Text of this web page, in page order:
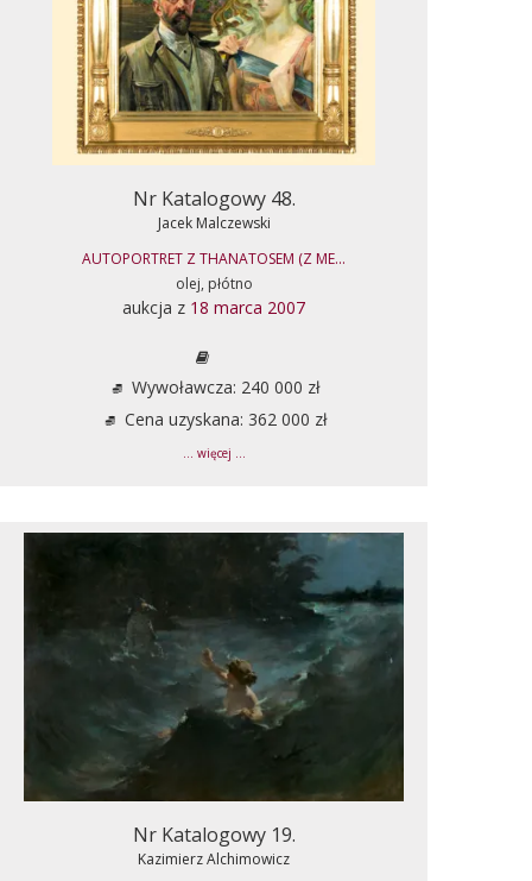
Nr Katalogowy 48.
Jacek Malczewski
AUTOPORTRET Z THANATOSEM (Z ME...
olej, płótno
aukcja z 18 marca 2007
Wywoławcza: 240 000 zł
Cena uzyskana: 362 000 zł
... więcej ...
Nr Katalogowy 19.
Kazimierz Alchimowicz